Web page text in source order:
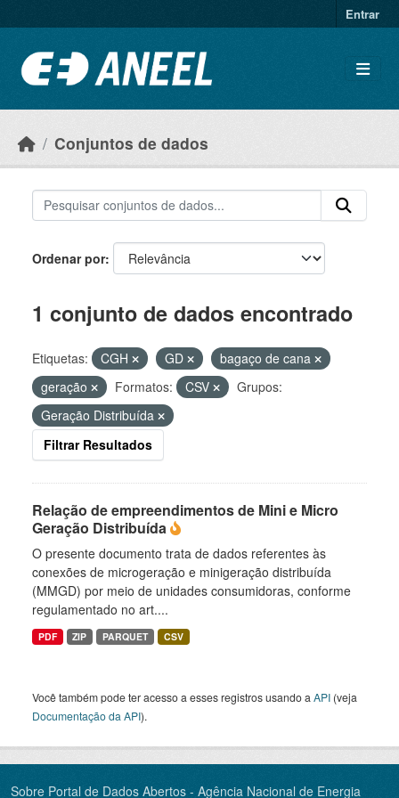
Entrar
Conjuntos de dados
Ordenar por
1 conjunto de dados encontrado
Etiquetas: CGH GD
bagaço de cana
geração
Formatos: CSV
Grupos:
Geração Distribuída
Filtrar Resultados
Relação de empreendimentos de Mini e Micro
Geração Distribuída
O presente documento trata de dados referentes às
conexões de microgeração e minigeração distribuída
(MMGD) por meio de unidades consumidoras, conforme
regulamentado no art....
PDF ZIP PARQUET CSV
Você também pode ter acesso a esses registros usando a API (veja
Documentação da API).
Sobre Portal de Dados Abertos - Agência Nacional de Energia